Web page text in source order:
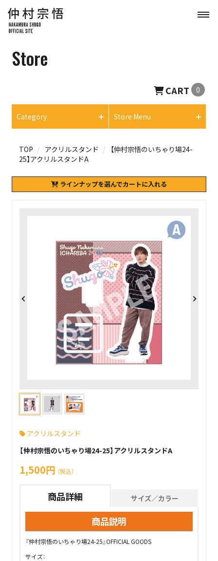
Store
CART 0
Category Store Menu
TOP アクリルスタンド
【仲村宗悟のいちゃり場24-
25】アクリルスタンドA
ラインナップを選んでカートに入れる
アクリルスタンド
【仲村宗悟のいちゃり場24-25】アクリルスタンドA
1,500円 （税込）
商品詳細 サイズ／カラー
商品説明
『仲村宗悟のいちゃり場24-25』OFFICIAL GOODS
サイズ：